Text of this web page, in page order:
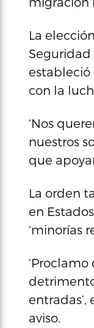
La
Seguridad
estableció
con la
‘Nos
nuestros
que
La orden
en
‘minorías
aviso.